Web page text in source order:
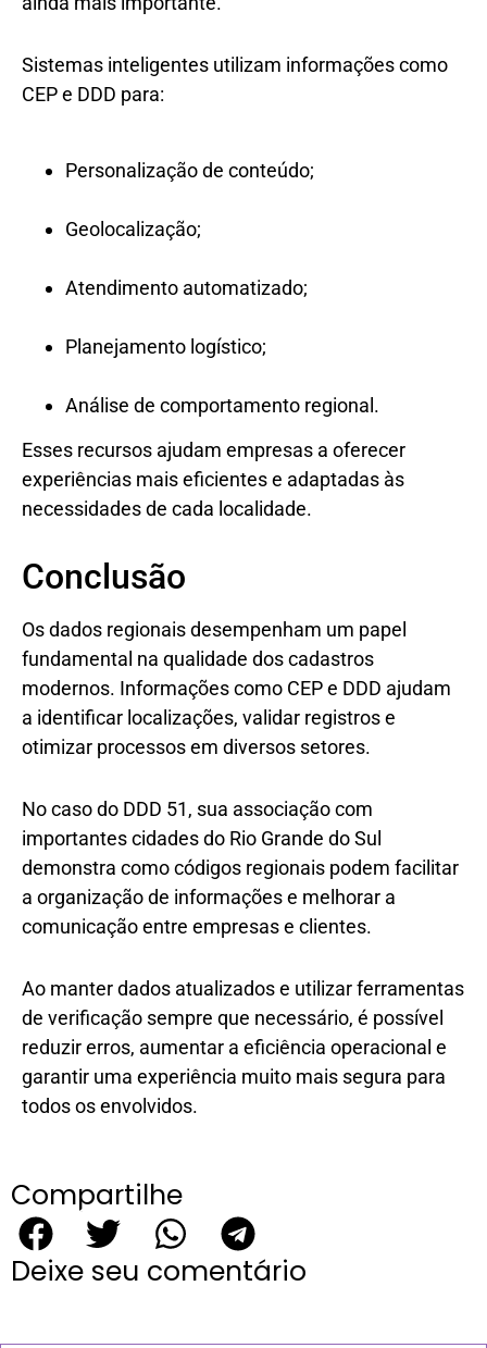
Sistemas inteligentes utilizam informações como
CEP e DDD para:
Personalização de conteúdo;
Geolocalização;
Atendimento automatizado;
Planejamento logístico;
Análise de comportamento regional.
Esses recursos ajudam empresas a oferecer
experiências mais eficientes e adaptadas às
necessidades de cada localidade.
Conclusão
Os dados regionais desempenham um papel
fundamental na qualidade dos cadastros
modernos. Informações como CEP e DDD ajudam
a identificar localizações, validar registros e
otimizar processos em diversos setores.
No caso do DDD 51, sua associação com
importantes cidades do Rio Grande do Sul
demonstra como códigos regionais podem facilitar
a organização de informações e melhorar a
comunicação entre empresas e clientes.
Ao manter dados atualizados e utilizar ferramentas
de verificação sempre que necessário, é possível
reduzir erros, aumentar a eficiência operacional e
garantir uma experiência muito mais segura para
todos os envolvidos.
Compartilhe
Deixe seu comentário